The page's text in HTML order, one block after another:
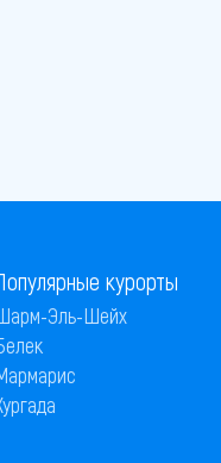
курорты
Эль-Шейх